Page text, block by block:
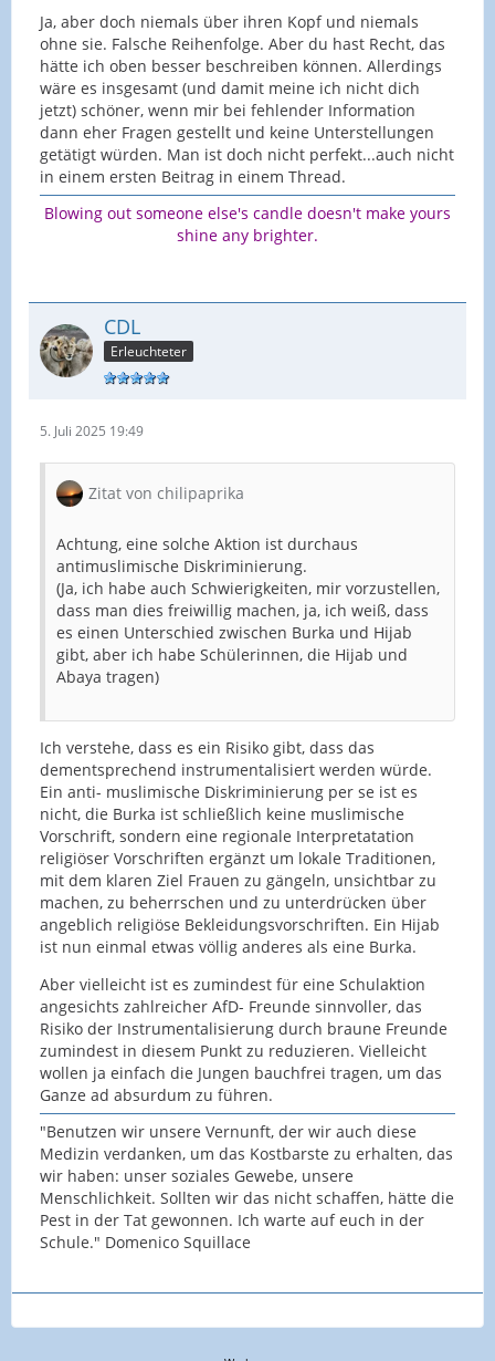
Ja, aber doch niemals über ihren Kopf und niemals
ohne sie. Falsche Reihenfolge. Aber du hast Recht, das
hätte ich oben besser beschreiben können. Allerdings
wäre es insgesamt (und damit meine ich nicht dich
jetzt) schöner, wenn mir bei fehlender Information
dann eher Fragen gestellt und keine Unterstellungen
getätigt würden. Man ist doch nicht perfekt...auch nicht
in einem ersten Beitrag in einem Thread.
Blowing out someone else's candle doesn't make yours
shine any brighter.
CDL
Erleuchteter
5. Juli 2025 19:49
Zitat von chilipaprika
Achtung, eine solche Aktion ist durchaus
antimuslimische Diskriminierung.
(Ja, ich habe auch Schwierigkeiten, mir vorzustellen,
dass man dies freiwillig machen, ja, ich weiß, dass
es einen Unterschied zwischen Burka und Hijab
gibt, aber ich habe Schülerinnen, die Hijab und
Abaya tragen)
Ich verstehe, dass es ein Risiko gibt, dass das
dementsprechend instrumentalisiert werden würde.
Ein anti- muslimische Diskriminierung per se ist es
nicht, die Burka ist schließlich keine muslimische
Vorschrift, sondern eine regionale Interpretatation
religiöser Vorschriften ergänzt um lokale Traditionen,
mit dem klaren Ziel Frauen zu gängeln, unsichtbar zu
machen, zu beherrschen und zu unterdrücken über
angeblich religiöse Bekleidungsvorschriften. Ein Hijab
ist nun einmal etwas völlig anderes als eine Burka.
Aber vielleicht ist es zumindest für eine Schulaktion
angesichts zahlreicher AfD- Freunde sinnvoller, das
Risiko der Instrumentalisierung durch braune Freunde
zumindest in diesem Punkt zu reduzieren. Vielleicht
wollen ja einfach die Jungen bauchfrei tragen, um das
Ganze ad absurdum zu führen.
"Benutzen wir unsere Vernunft, der wir auch diese
Medizin verdanken, um das Kostbarste zu erhalten, das
wir haben: unser soziales Gewebe, unsere
Menschlichkeit. Sollten wir das nicht schaffen, hätte die
Pest in der Tat gewonnen. Ich warte auf euch in der
Schule." Domenico Squillace